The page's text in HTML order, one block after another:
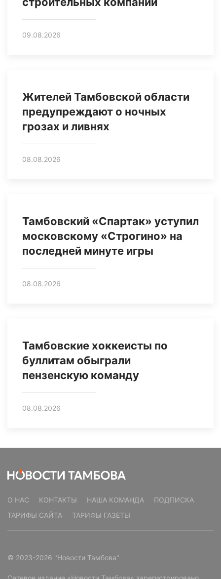
09.08.2026
Жителей Тамбовской области
предупреждают о ночных
грозах и ливнях
08.08.2026
Тамбовский «Спартак» уступил
московскому «Строгино» на
последней минуте игры
08.08.2026
Тамбовские хоккеисты по
буллитам обыграли
пензенскую команду
08.08.2026
О НАС КОНТАКТЫ НАША КОМАНДА
ПОДПИСКА
ТАРИФЫ САЙТА
ТАРИФЫ ГАЗЕТЫ
© 2023-2026 "Новости Тамбова"